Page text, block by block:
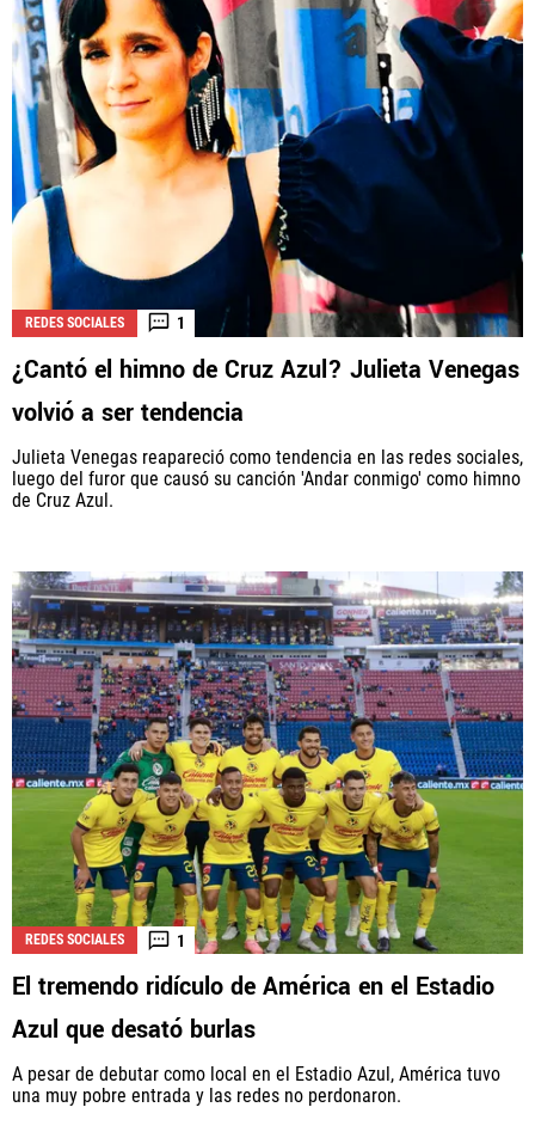
REDES SOCIALES 1
¿Cantó el himno de Cruz Azul? Julieta Venegas
volvió a ser tendencia
Julieta Venegas reapareció como tendencia en las redes sociales,
luego del furor que causó su canción 'Andar conmigo' como himno
de Cruz Azul.
REDES SOCIALES 1
El tremendo ridículo de América en el Estadio
Azul que desató burlas
A pesar de debutar como local en el Estadio Azul, América tuvo
una muy pobre entrada y las redes no perdonaron.